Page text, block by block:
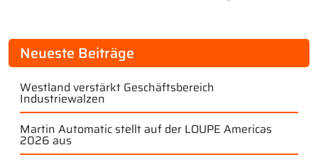
Neueste Beiträge
Westland verstärkt Geschäftsbereich
Industriewalzen
Martin Automatic stellt auf der LOUPE Americas
2026 aus